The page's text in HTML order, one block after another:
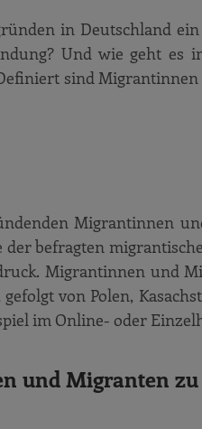
in Deutschland
Und wie geht es
sind
Migrantinnen
befragten
Migrantinnen und
von Polen,
im Online- oder
und Migranten